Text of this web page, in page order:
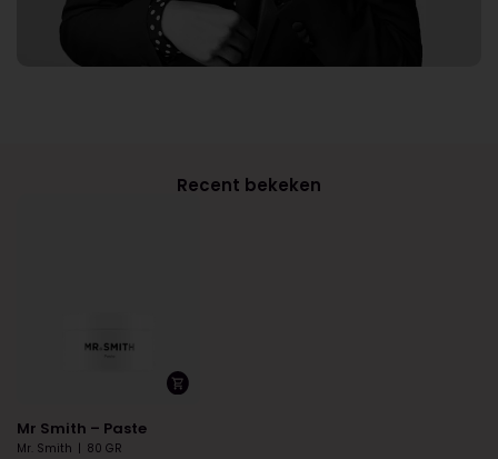
Recent bekeken
Mr Smith – Paste
Mr. Smith 80 GR